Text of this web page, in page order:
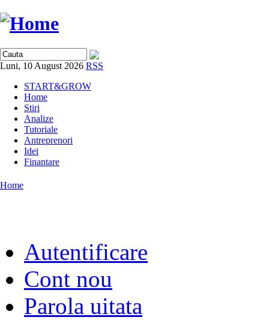
Luni, 10 August 2026 RSS
START&GROW
Home
Stiri
Analize
Tutoriale
Antreprenori
Idei
Finantare
Home
Autentificare
Cont nou
Parola uitata